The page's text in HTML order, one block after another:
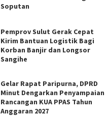
Soputan
Pemprov Sulut Gerak Cepat
Kirim Bantuan Logistik Bagi
Korban Banjir dan Longsor
Sangihe
Gelar Rapat Paripurna, DPRD
Minut Dengarkan Penyampaian
Rancangan KUA PPAS Tahun
Anggaran 2027